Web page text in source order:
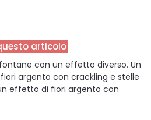
articolo
con un effetto diverso. Un
argento con crackling e stelle
effetto di fiori argento con